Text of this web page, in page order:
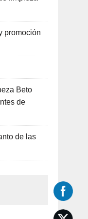
promoción
Beto
de
de las